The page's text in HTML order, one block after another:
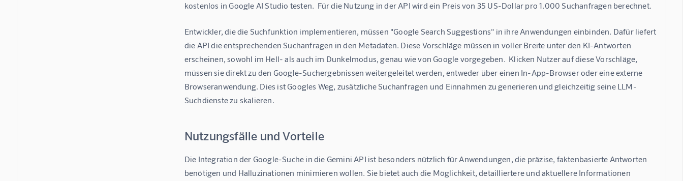
kostenlos in Google AI Studio testen.  Für die Nutzung in der API wird ein Preis von 35 US-Dollar pro 1.000 Suchanfragen berechnet.
Entwickler, die die Suchfunktion implementieren, müssen "Google Search Suggestions" in ihre Anwendungen einbinden. Dafür liefert
die API die entsprechenden Suchanfragen in den Metadaten. Diese Vorschläge müssen in voller Breite unter den KI-Antworten
erscheinen, sowohl im Hell- als auch im Dunkelmodus, genau wie von Google vorgegeben.  Klicken Nutzer auf diese Vorschläge,
müssen sie direkt zu den Google-Suchergebnissen weitergeleitet werden, entweder über einen In-App-Browser oder eine externe
Browseranwendung. Dies ist Googles Weg, zusätzliche Suchanfragen und Einnahmen zu generieren und gleichzeitig seine LLM-
Suchdienste zu skalieren.
Nutzungsfälle und Vorteile
Die Integration der Google-Suche in die Gemini API ist besonders nützlich für Anwendungen, die präzise, faktenbasierte Antworten
benötigen und Halluzinationen minimieren wollen. Sie bietet auch die Möglichkeit, detailliertere und aktuellere Informationen